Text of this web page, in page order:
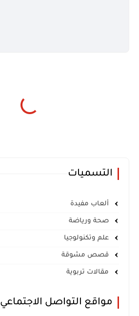
التسميات
ألعاب مفيدة
صحة ورياضة
علم وتكنولوجيا
قصص مشوقة
مقالات تربوية
مواقع التواصل الاجتماعي